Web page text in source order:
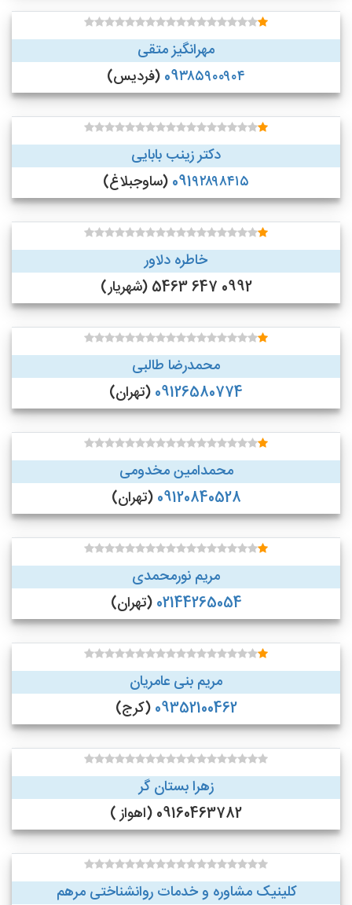
مهرانگیز متقی
09۳۸۵۹۰۰۹۰۴ (فردیس)
دکتر زینب بابایی
091۹۲۸۹۸۴۱۵ (ساوجبلاغ)
خاطره دلاور
0992 647 5463 (شهریار)
محمدرضا طالبی
09126580774 (تهران)
محمدامین مخدومی
09120840528 (تهران)
مریم نورمحمدی
02144265054 (تهران)
مریم بنی عامریان
09352100462 (کرج)
زهرا بستان گر
09160463782 (اهواز )
کلینیک مشاوره و خدمات روانشناختی مرهم